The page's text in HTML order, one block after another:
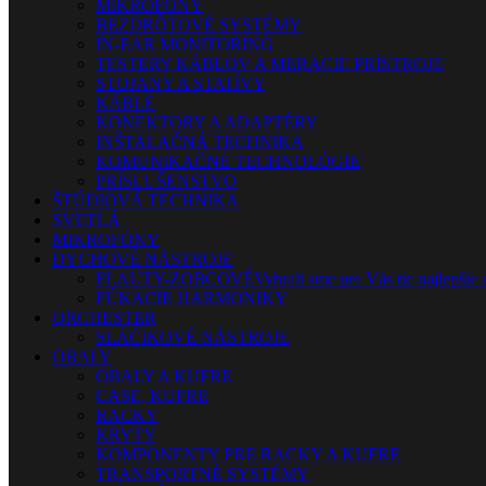
MIKROFÓNY
BEZDRÔTOVÉ SYSTÉMY
IN-EAR MONITORING
TESTERY KÁBLOV A MERACIE PRÍSTROJE
STOJANY A STATÍVY
KÁBLE
KONEKTORY A ADAPTÉRY
INŠTALAČNÁ TECHNIKA
KOMUNIKAČNÉ TECHNOLÓGIE
PRÍSLUŠENSTVO
ŠTÚDIOVÁ TECHNIKA
SVETLÁ
MIKROFÓNY
DYCHOVÉ NÁSTROJE
FLAUTY-ZOBCOVÉVybrali sme pre Vás tie
FÚKACIE HARMONIKY
ORCHESTER
SLÁČIKOVÉ NÁSTROJE
OBALY
OBALY A KUFRE
CASE, KUFRE
RACKY
KRYTY
KOMPONENTY PRE RACKY A KUFRE
TRANSPORTNÉ SYSTÉMY